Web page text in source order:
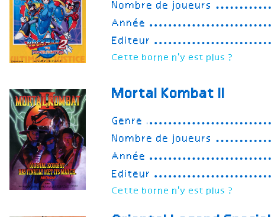
Nombre de joueurs
Année
Editeur
Cette borne n'y est plus ?
Mortal Kombat II
Genre
Nombre de joueurs
Année
Editeur
Cette borne n'y est plus ?